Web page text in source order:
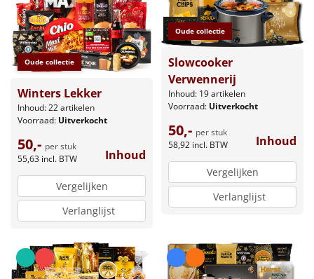
Oude collectie
Winters Lekker
Inhoud: 22 artikelen
Voorraad: Uitverkocht
50,- per stuk
55,63 incl. BTW Inhoud
Vergelijken
Verlanglijst
Oude collectie
Slowcooker
Verwennerij
Inhoud: 19 artikelen
Voorraad: Uitverkocht
50,- per stuk
58,92 incl. BTW Inhoud
Vergelijken
Verlanglijst